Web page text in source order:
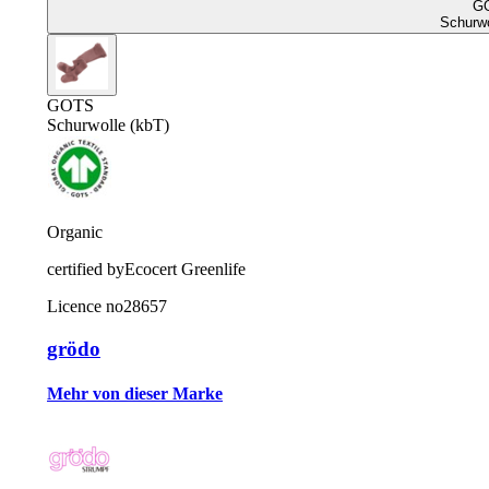
GOTS
Schurwolle (kbT)
Organic
certified byEcocert Greenlife
Licence no28657
grödo
Mehr von dieser Marke